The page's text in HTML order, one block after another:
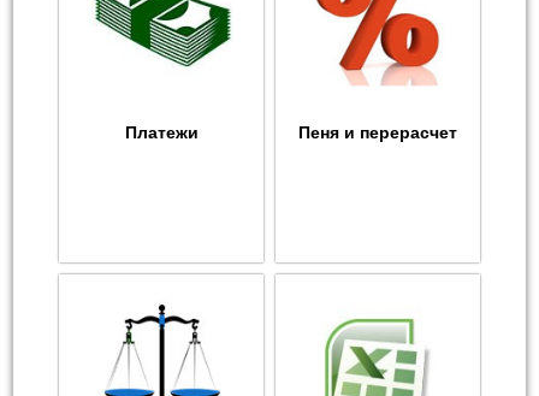
Платежи Пеня и перерасчет